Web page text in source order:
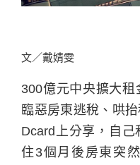
文／戴婧雯
300億元中央擴大
臨惡房東逃稅、哄
Dcard上分享，自
住3個月後房東突